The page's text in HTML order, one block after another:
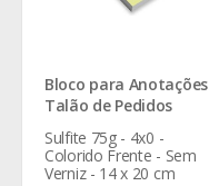
Bloco para Anotações
Talão de Pedidos
Sulfite 75g - 4x0 -
Colorido Frente - Sem
Verniz - 14 x 20 cm